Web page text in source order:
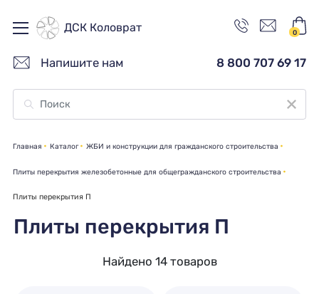
ДСК Коловрат 0
Напишите нам 8 800 707 69 17
Главная Каталог ЖБИ и конструкции для гражданского строительства
Плиты перекрытия железобетонные для общегражданского строительства
Плиты перекрытия П
Плиты перекрытия П
Найдено 14 товаров